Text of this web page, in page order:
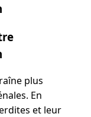
plus
En
et leur